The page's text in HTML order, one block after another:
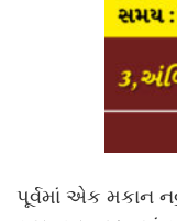
પૂર્વમાં એક મકાન